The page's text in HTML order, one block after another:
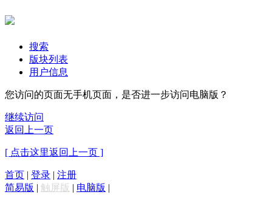
搜索
版块列表
用户信息
您访问的页面无手机页面，是否进一步访问电脑版？
继续访问
返回上一页
[ 点击这里返回上一页 ]
首页 | 登录 | 注册
简易版 | 触屏版 | 电脑版 |